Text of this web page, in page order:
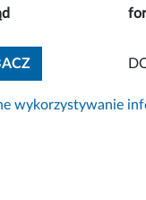
ZOBACZ
wykorzystywanie